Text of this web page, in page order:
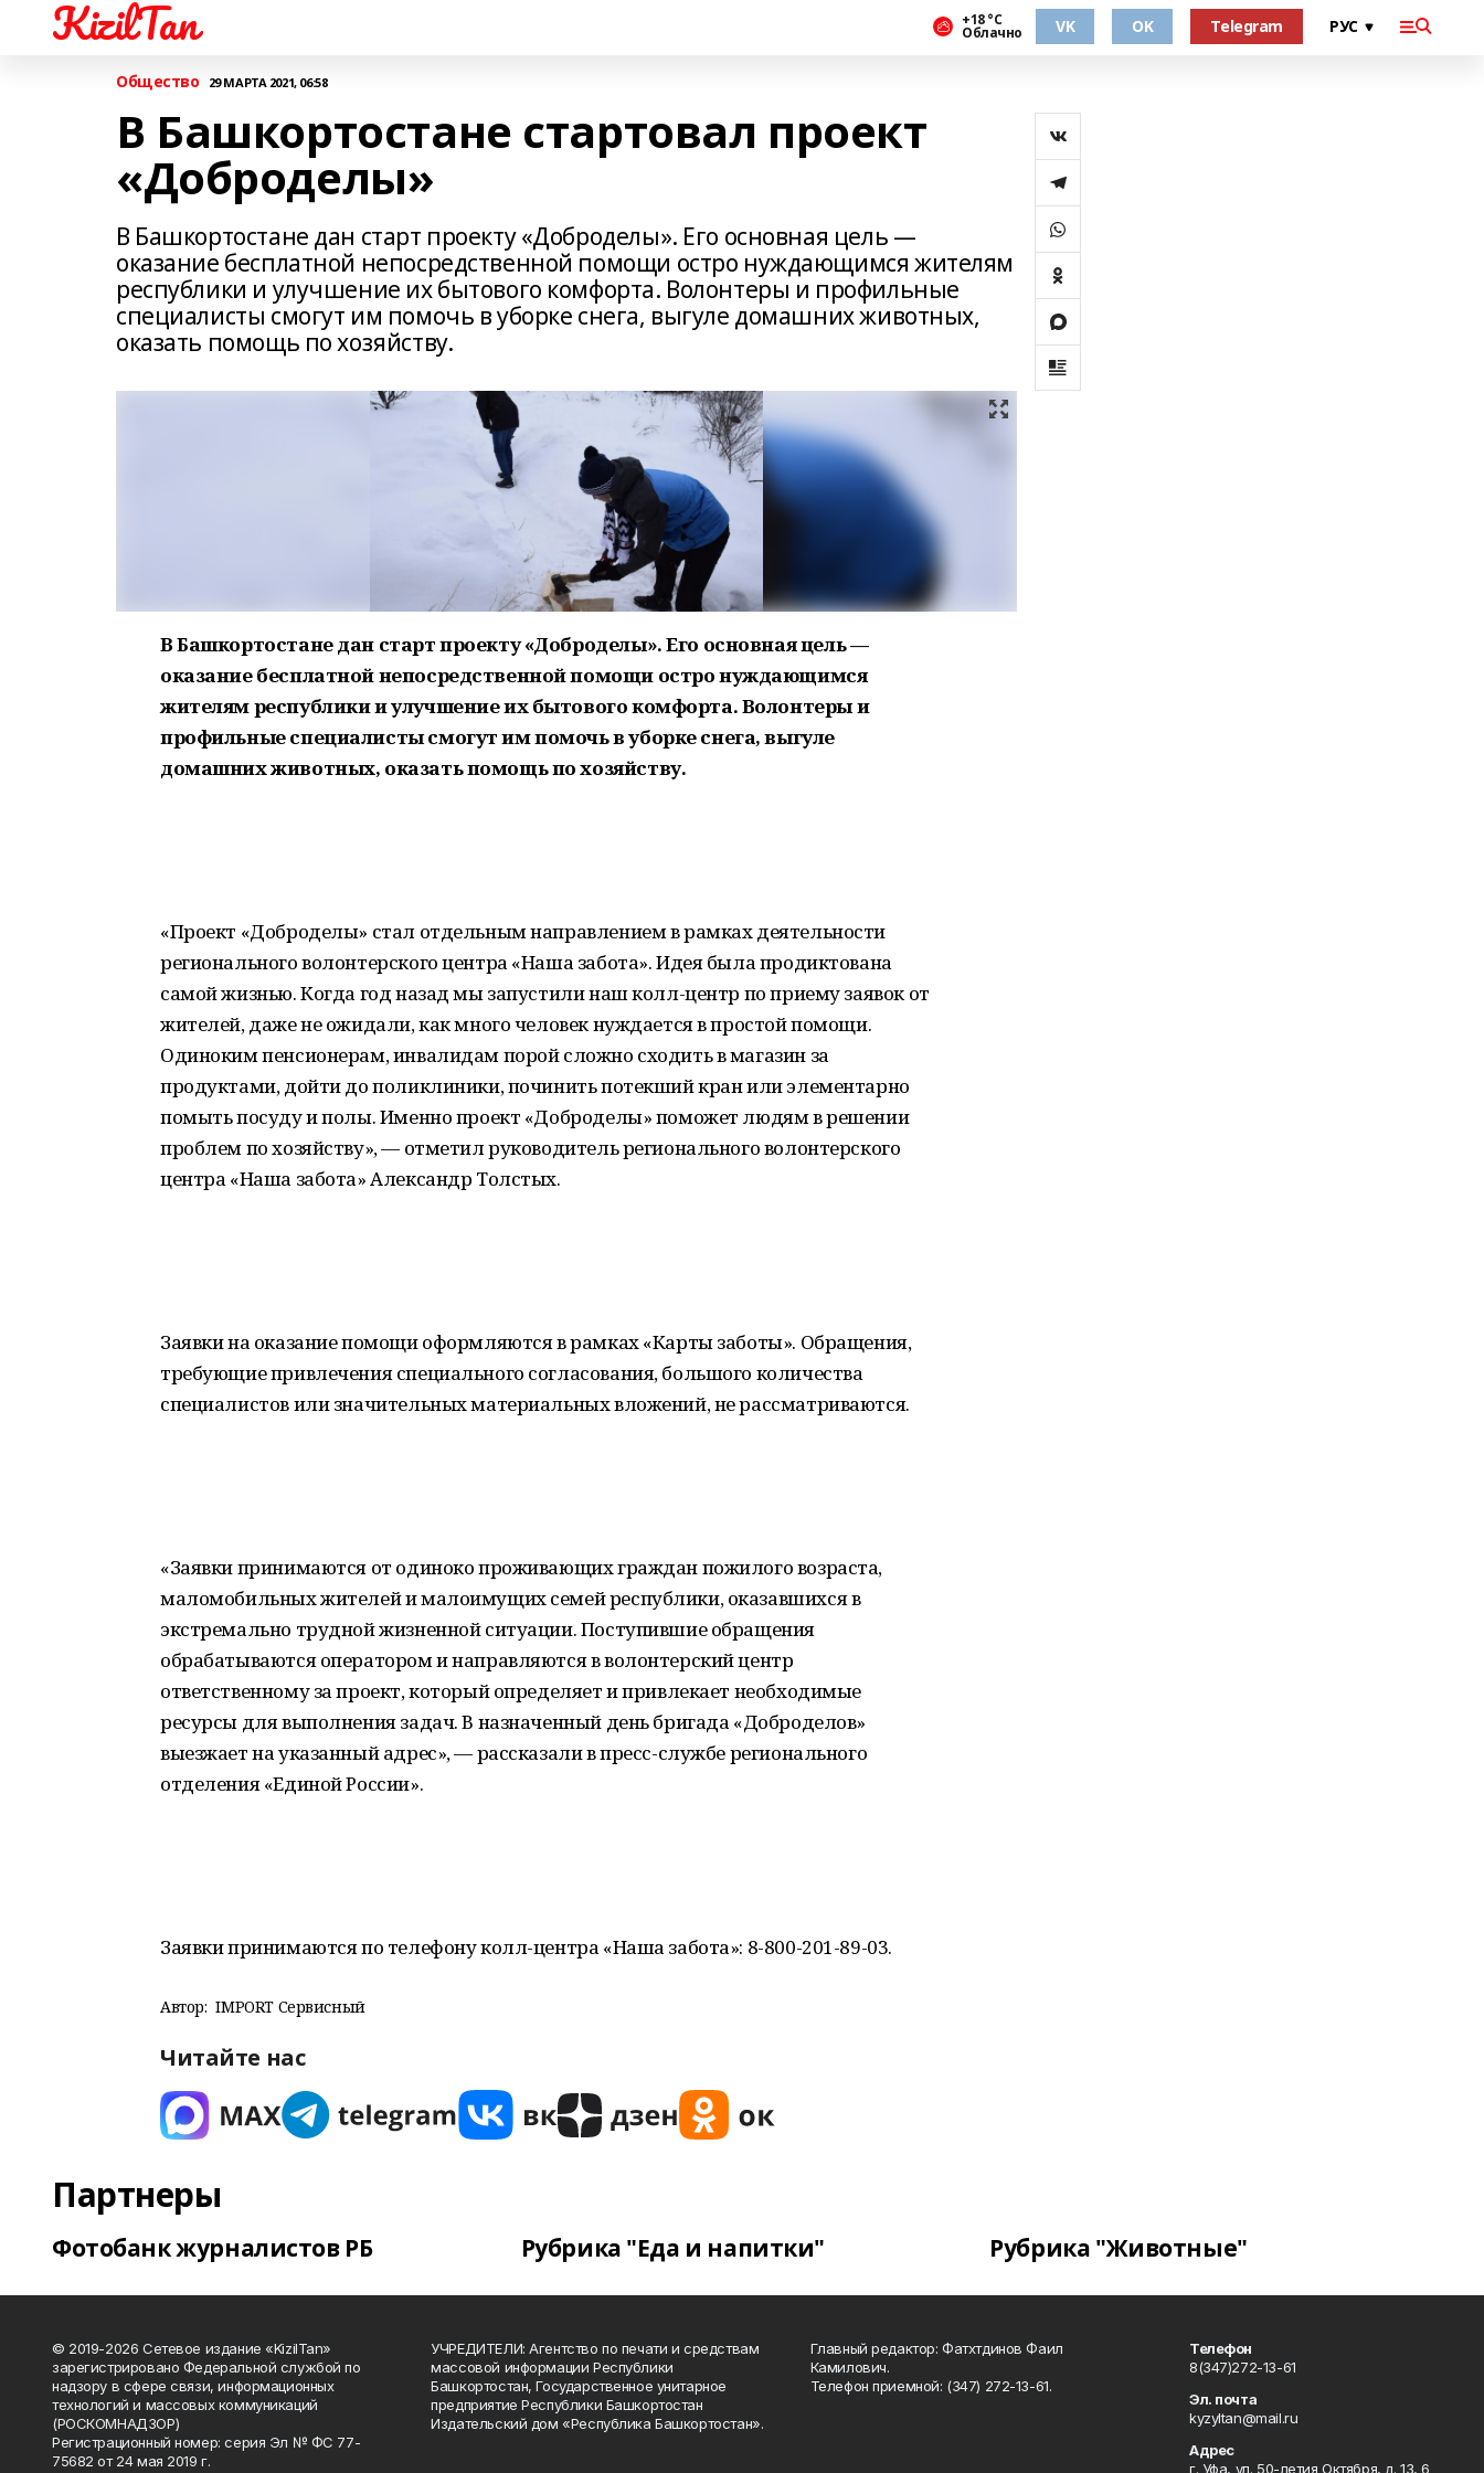
KizilTan +18 °С
Облачно VK OK Telegram
Общество 29 МАРТА 2021, 06:58
В Башкортостане стартовал проект
«Доброделы»
В Башкортостане дан старт проекту «Доброделы». Его основная цель —
оказание бесплатной непосредственной помощи остро нуждающимся жителям
республики и улучшение их бытового комфорта. Волонтеры и профильные
специалисты смогут им помочь в уборке снега, выгуле домашних животных,
оказать помощь по хозяйству.
В Башкортостане дан старт проекту «Доброделы». Его основная цель —
оказание бесплатной непосредственной помощи остро нуждающимся
жителям республики и улучшение их бытового комфорта. Волонтеры и
профильные специалисты смогут им помочь в уборке снега, выгуле
домашних животных, оказать помощь по хозяйству.
«Проект «Доброделы» стал отдельным направлением в рамках деятельности
регионального волонтерского центра «Наша забота». Идея была продиктована
самой жизнью. Когда год назад мы запустили наш колл-центр по приему заявок от
жителей, даже не ожидали, как много человек нуждается в простой помощи.
Одиноким пенсионерам, инвалидам порой сложно сходить в магазин за
продуктами, дойти до поликлиники, починить потекший кран или элементарно
помыть посуду и полы. Именно проект «Доброделы» поможет людям в решении
проблем по хозяйству», — отметил руководитель регионального волонтерского
центра «Наша забота» Александр Толстых.
Заявки на оказание помощи оформляются в рамках «Карты заботы». Обращения,
требующие привлечения специального согласования, большого количества
специалистов или значительных материальных вложений, не рассматриваются.
«Заявки принимаются от одиноко проживающих граждан пожилого возраста,
маломобильных жителей и малоимущих семей республики, оказавшихся в
экстремально трудной жизненной ситуации. Поступившие обращения
обрабатываются оператором и направляются в волонтерский центр
ответственному за проект, который определяет и привлекает необходимые
ресурсы для выполнения задач. В назначенный день бригада «Доброделов»
выезжает на указанный адрес», — рассказали в пресс-службе регионального
отделения «Единой России».
Заявки принимаются по телефону колл-центра «Наша забота»: 8-800-201-89-03.
Автор: IMPORT Сервисный
Читайте нас
Партнеры
Фотобанк журналистов РБ Рубрика "Еда и напитки" Рубрика "Животные"
© 2019-2026 Сетевое издание «KizilTan»
зарегистрировано Федеральной службой по
надзору в сфере связи, информационных
технологий и массовых коммуникаций
(РОСКОМНАДЗОР)
Регистрационный номер: серия Эл № ФС 77-
75682 от 24 мая 2019 г.
УЧРЕДИТЕЛИ: Агентство по печати и средствам
массовой информации Республики
Башкортостан, Государственное унитарное
предприятие Республики Башкортостан
Издательский дом «Республика Башкортостан».
Главный редактор: Фатхтдинов Фаил
Камилович.
Телефон приемной: (347) 272-13-61.
Телефон
8(347)272-13-61
Эл. почта
kyzyltan@mail.ru
Адрес
г. Уфа, ул. 50-летия Октября, д. 13, 6